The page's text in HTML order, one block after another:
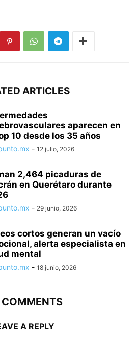
ARTICLES
aparecen en
10 desde los 35 años
- 12 julio, 2026
2,464 picaduras de
en Querétaro durante
- 29 junio, 2026
cortos generan un vacío
alerta especialista en
mental
- 18 junio, 2026
A REPLY